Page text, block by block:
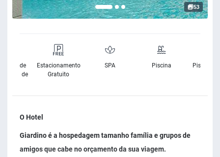
53
de
Estacionamento
Gratuito
SPA Piscina Piscina
O Hotel
Giardino é a hospedagem tamanho família e grupos de
amigos que cabe no orçamento da sua viagem.